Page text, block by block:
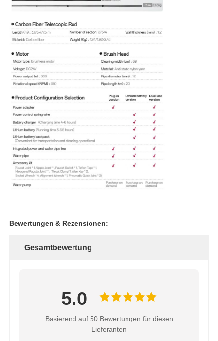
Bewertungen & Rezensionen:
Gesamtbewertung
5.0
Basierend auf 50 Bewertungen für diesen
Lieferanten